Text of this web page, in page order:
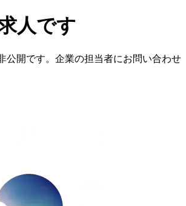
人です
公開です。企業の担当者にお問い合わせ